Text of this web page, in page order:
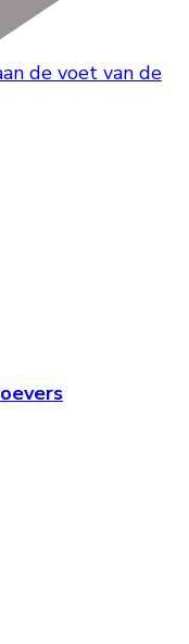
de voet van de